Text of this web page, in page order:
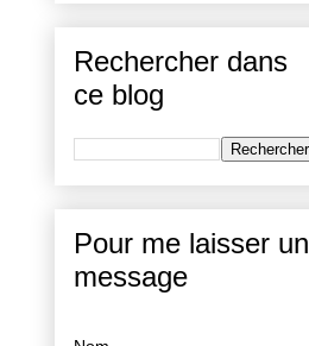
Rechercher dans
ce blog
Pour me laisser un
message